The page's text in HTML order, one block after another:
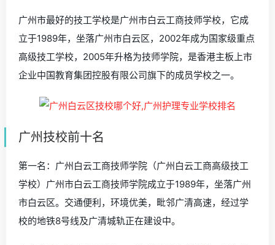
广州市最好的技工学校是广州市白云工商技师学校，它成
立于1989年，坐落广州市白云区，2002年成为国家级重点
高级技工学校，2005年升格为技师学院，是香港主板上市
企业中国教育集团控股有限公司旗下的成员学校之一。
广州技校前十名
第一名：广州白云工商技师学院（广州白云工商高级技工
学校）广州市白云工商技师学院成立于1989年，坐落广州
市白云区。交通便利，环境优美，毗邻广清高速，经过学
校的地铁8号线及广清城轨正在建设中。